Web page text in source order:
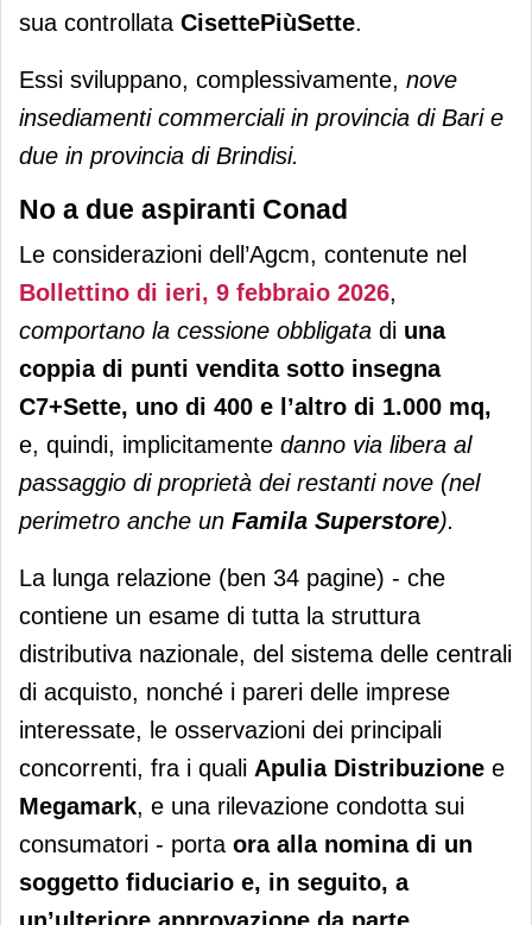
sua controllata CisettePiùSette.
Essi sviluppano, complessivamente, nove
insediamenti commerciali in provincia di Bari e
due in provincia di Brindisi.
No a due aspiranti Conad
Le considerazioni dell’Agcm, contenute nel
Bollettino di ieri, 9 febbraio 2026,
comportano la cessione obbligata di una
coppia di punti vendita sotto insegna
C7+Sette, uno di 400 e l’altro di 1.000 mq,
e, quindi, implicitamente danno via libera al
passaggio di proprietà dei restanti nove (nel
perimetro anche un Famila Superstore).
La lunga relazione (ben 34 pagine) - che
contiene un esame di tutta la struttura
distributiva nazionale, del sistema delle centrali
di acquisto, nonché i pareri delle imprese
interessate, le osservazioni dei principali
concorrenti, fra i quali Apulia Distribuzione e
Megamark, e una rilevazione condotta sui
consumatori - porta ora alla nomina di un
soggetto fiduciario e, in seguito, a